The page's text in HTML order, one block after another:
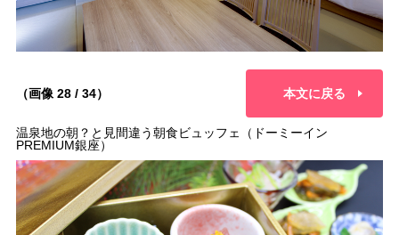
（画像 28 / 34） 本文に戻る
温泉地の朝？と見間違う朝食ビュッフェ（ドーミーイン
PREMIUM銀座）